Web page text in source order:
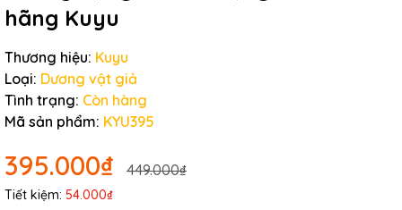
hãng Kuyu
Thương hiệu: Kuyu
Loại: Dương vật giả
Tình trạng: Còn hàng
Mã sản phẩm: KYU395
395.000₫ 449.000₫
Tiết kiệm: 54.000₫